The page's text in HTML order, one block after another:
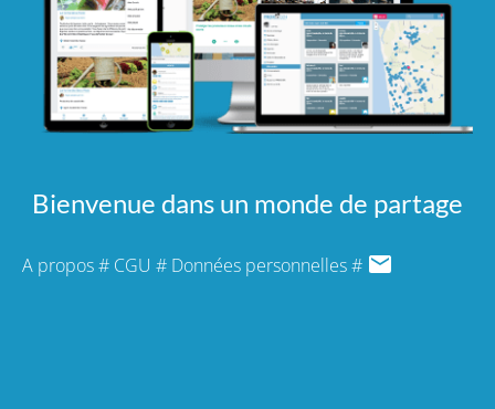
Bienvenue dans un monde de partage
A propos# CGU # Données personnelles#